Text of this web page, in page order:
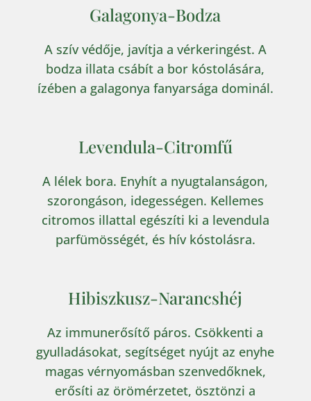
Galagonya-Bodza
A szív védője, javítja a vérkeringést. A
bodza illata csábít a bor kóstolására,
ízében a galagonya fanyarsága dominál.
Levendula-Citromfű
A lélek bora. Enyhít a nyugtalanságon,
szorongáson, idegességen. Kellemes
citromos illattal egészíti ki a levendula
parfümösségét, és hív kóstolásra.
Hibiszkusz-Narancshéj
Az immunerősítő páros. Csökkenti a
gyulladásokat, segítséget nyújt az enyhe
magas vérnyomásban szenvedőknek,
erősíti az örömérzetet, ösztönzi a